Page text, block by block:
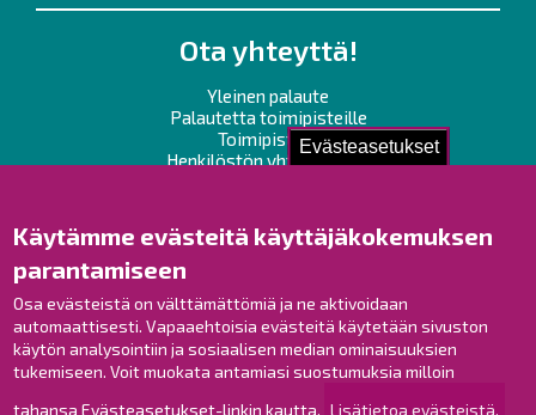
Evästeasetukset
Käytämme evästeitä käyttäjäkokemuksen
parantamiseen
Osa evästeistä on välttämättömiä ja ne aktivoidaan
automaattisesti. Vapaaehtoisia evästeitä käytetään sivuston
käytön analysointiin ja sosiaalisen median ominaisuuksien
tukemiseen. Voit muokata antamiasi suostumuksia milloin
tahansa Evästeasetukset-linkin kautta. Lisätietoa evästeistä.
Ota yhteyttä!
Yleinen palaute
Palautetta toimipisteille
Toimipisteet
Henkilöstön yhteystiedot
Raahe Facebookissa
Raahe Instagramissa
Raahe LinkedInissä
Raahe YouTubessa